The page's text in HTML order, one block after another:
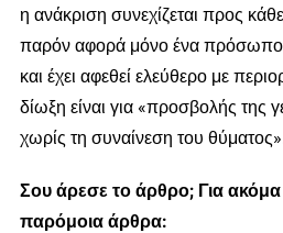
η ανάκριση συνεχίζεται προς
παρόν αφορά μόνο ένα πρόσωπο
και έχει αφεθεί ελεύθερο με
δίωξη είναι για «προσβολής της
χωρίς τη συναίνεση του
Σου άρεσε το άρθρο; Για
παρόμοια άρθρα: